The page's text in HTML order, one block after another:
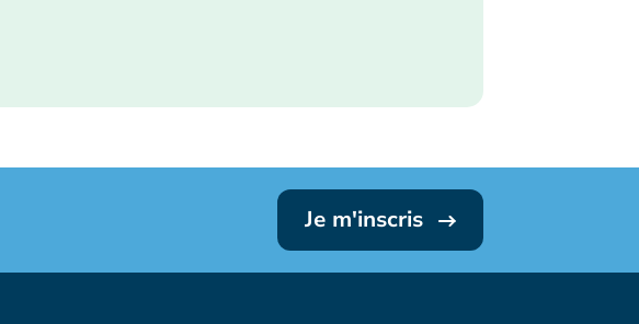
Je m'inscris